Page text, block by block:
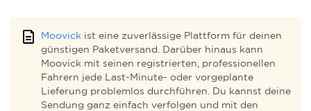
Moovick ist eine zuverlässige Plattform für deinen
günstigen Paketversand. Darüber hinaus kann
Moovick mit seinen registrierten, professionellen
Fahrern jede Last-Minute- oder vorgeplante
Lieferung problemlos durchführen. Du kannst deine
Sendung ganz einfach verfolgen und mit den